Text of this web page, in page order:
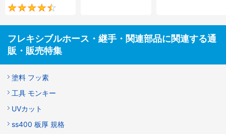
フレキシブルホース・継手・関連部品に関連する通
販・販売特集
塗料 フッ素
工具 モンキー
UVカット
ss400 板厚 規格